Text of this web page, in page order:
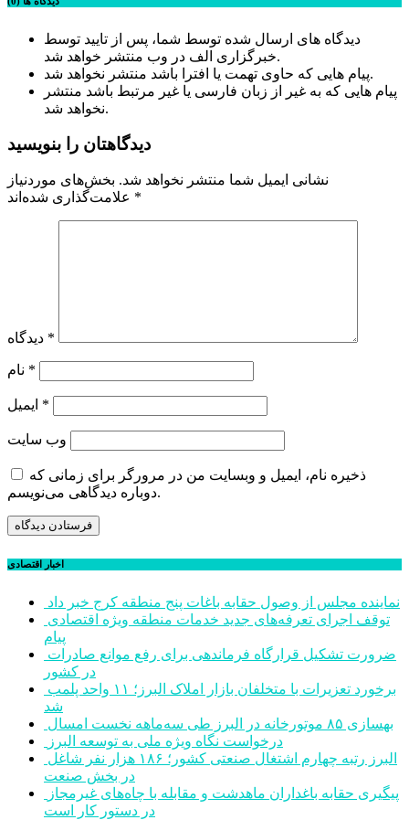
دیدگاه های ارسال شده توسط شما، پس از تایید توسط
خبرگزاری الف در وب منتشر خواهد شد.
پیام هایی که حاوی تهمت یا افترا باشد منتشر نخواهد شد.
پیام هایی که به غیر از زبان فارسی یا غیر مرتبط باشد منتشر
نخواهد شد.
دیدگاهتان را بنویسید
نشانی ایمیل شما منتشر نخواهد شد. بخش‌های موردنیاز
*
*
*
*
وب‌ سایت
ذخیره نام، ایمیل و وبسایت من در مرورگر برای زمانی که
دوباره دیدگاهی می‌نویسم.
اخبار اقتصادی
نماینده مجلس از وصول حقابه باغات پنج منطقه کرج خبر داد
پیام
در کشور
شد
بهسازی ۸۵ موتورخانه در البرز طی سه‌ماهه نخست امسال
درخواست نگاه ویژه ملی به توسعه البرز
در بخش صنعت
در دستور کار است